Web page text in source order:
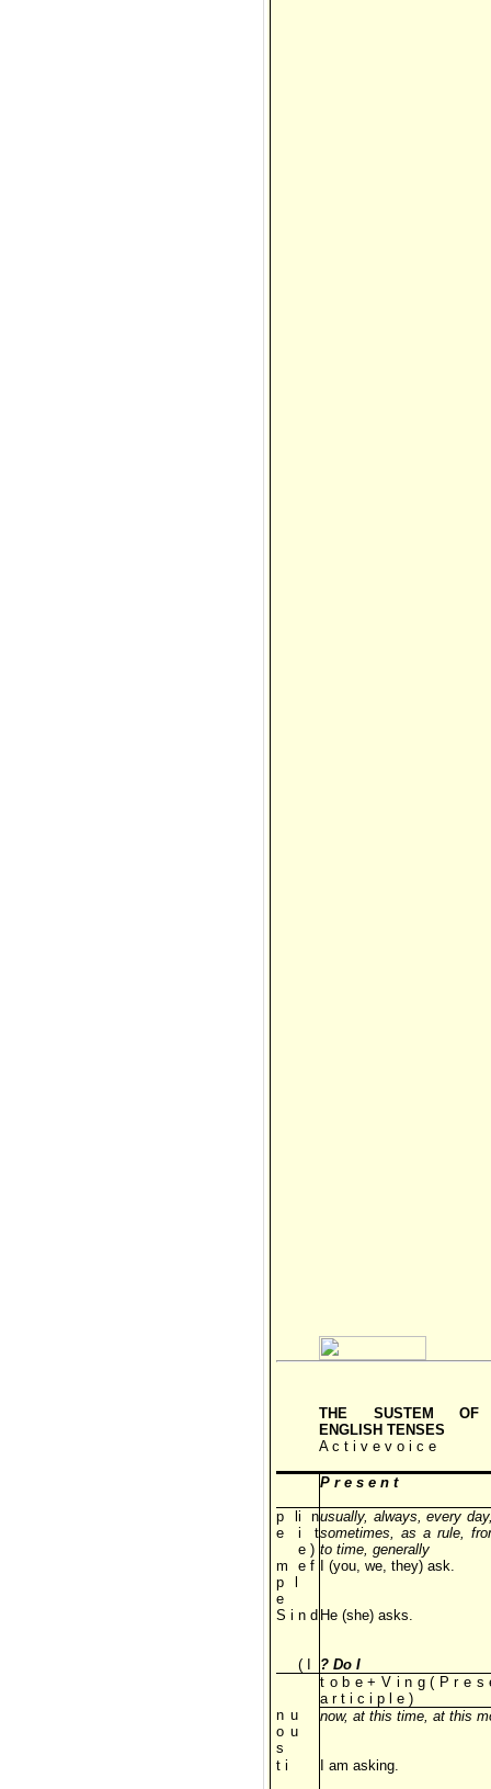
ТНE SUSTEM OF
ENGLISH TENSES
A c t i v e v o i c e
P r e s e n t
p l
e
i n
i t
e )
usually, always, every
sometimes, as a rule,
to time, generally
m
p l
e
e f I (you, we, they) ask.
S i n d He (she) asks.
( I
? Do I
t o b e + V i n g ( P r e s
a r t i c i p l e )
n u
o u
s
now, at this time, at this
t i
I am asking.